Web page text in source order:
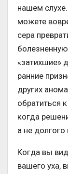
нашем
можете
сера
«затихшие»
ранние
других
обратиться
когда
а не
Когда вы
вашего уха,